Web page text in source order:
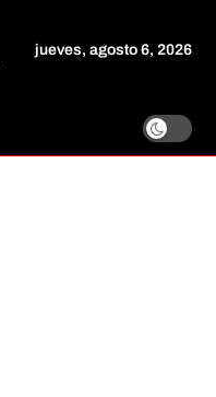
jueves, agosto 6, 2026